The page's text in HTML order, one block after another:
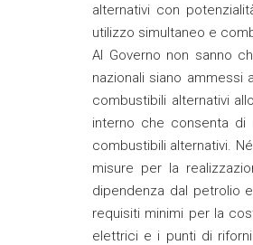
alternativi con
utilizzo simultaneo e
Al Governo non sanno
nazionali siano ammessi
combustibili alternativi
interno che consenta di
combustibili alternativi.
misure per la
dipendenza dal petrolio
requisiti minimi per la
elettrici e i punti di